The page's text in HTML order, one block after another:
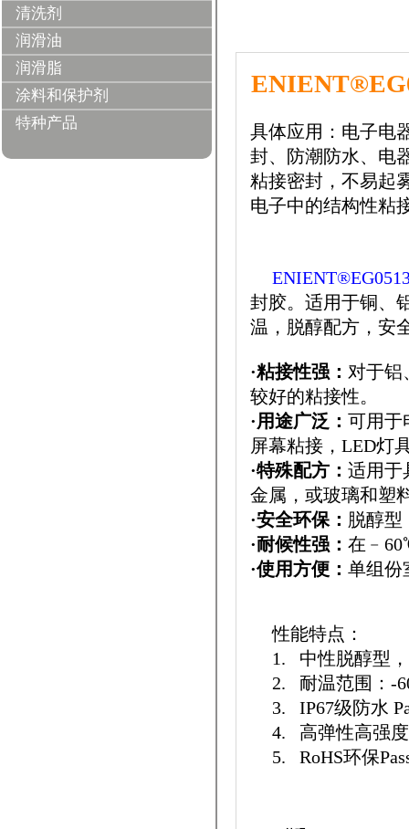
清洗剂
润滑油
润滑脂
涂料和保护剂
特种产品
具体应用：电子电
封、防潮防水、电
粘接密封，不易起
电子中的结构性粘
封胶。适用于铜、
温，脱醇配方，安
·粘接性强： 对于铝
较好的粘接性。
·用途广泛： 可用
屏幕粘接，LED灯
·特殊配方： 适用于
金属，或玻璃和塑
·安全环保： 脱醇
·耐候性强： 在
·使用方便： 单组份
性能特点：
1. 中性脱醇型
2. 耐温范围：-
3. IP67级防水
4. 高弹性高强度
5. RoHS环保